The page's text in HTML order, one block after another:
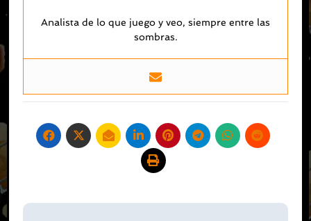
Analista de lo que juego y veo, siempre entre las
sombras.
Navegación